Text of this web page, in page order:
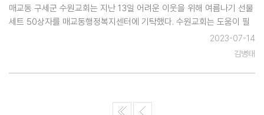
매교동 구세군 수원교회는 지난 13일 어려운 이웃을 위해 여름나기 선물
세트 50상자를 매교동행정복지센터에 기탁했다. 수원교회는 도움이 필
요한 이웃을 위해 매년 꾸준한 나눔과 후원을 실천하고 있다. 이번 여름
에는 손선풍기, 비타민, 쿨타올, 쿨토시 및 사탕 등 생필품이 담긴 선물세
2023-07-14
김병태